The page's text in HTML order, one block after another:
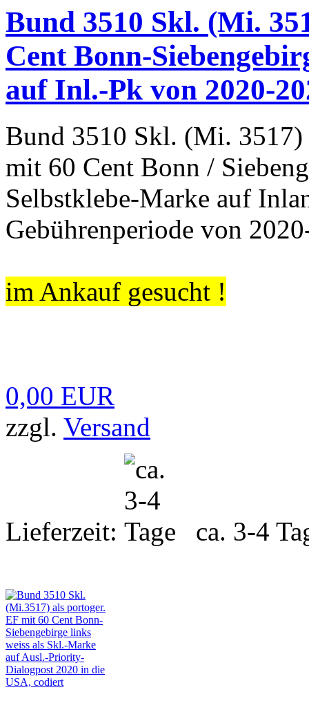
Bund 3510 Skl. (Mi.
Cent Bonn-
auf Inl.-Pk von 2020-
Bund 3510 Skl. (Mi. 3517)
mit 60 Cent Bonn /
Selbstklebe-Marke auf
Gebührenperiode von
im Ankauf gesucht !
0,00 EUR
zzgl. Versand
Lieferzeit: ca. 3-4